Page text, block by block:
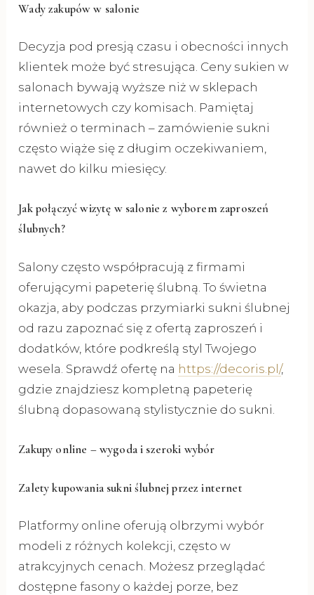
Wady zakupów w salonie
Decyzja pod presją czasu i obecności innych
klientek może być stresująca. Ceny sukien w
salonach bywają wyższe niż w sklepach
internetowych czy komisach. Pamiętaj
również o terminach – zamówienie sukni
często wiąże się z długim oczekiwaniem,
nawet do kilku miesięcy.
Jak połączyć wizytę w salonie z wyborem zaproszeń
ślubnych?
Salony często współpracują z firmami
oferującymi papeterię ślubną. To świetna
okazja, aby podczas przymiarki sukni ślubnej
od razu zapoznać się z ofertą zaproszeń i
dodatków, które podkreślą styl Twojego
wesela. Sprawdź ofertę na https://decoris.pl/,
gdzie znajdziesz kompletną papeterię
ślubną dopasowaną stylistycznie do sukni.
Zakupy online – wygoda i szeroki wybór
Zalety kupowania sukni ślubnej przez internet
Platformy online oferują olbrzymi wybór
modeli z różnych kolekcji, często w
atrakcyjnych cenach. Możesz przeglądać
dostępne fasony o każdej porze, bez